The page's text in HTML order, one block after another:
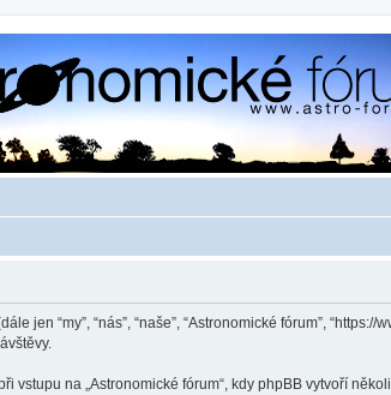
jen “my”, “nás”, “naše”, “Astronomické fórum”,
vstupu na „Astronomické fórum“, kdy phpBB vytvoří